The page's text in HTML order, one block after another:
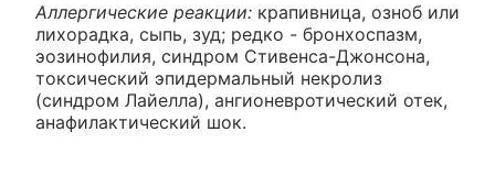
Аллергические реакции: крапивница, озноб или
лихорадка, сыпь, зуд; редко - бронхоспазм,
эозинофилия, синдром Стивенса-Джонсона,
токсический эпидермальный некролиз
(синдром Лайелла), ангионевротический отек,
анафилактический шок.